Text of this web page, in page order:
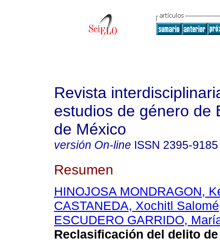
Revista
estudios de género de
de México
versión On-line ISSN 2395-9185
Resumen
HINOJOSA MONDRAGON,
CASTANEDA, Xochitl Salomé
ESCUDERO GARRIDO,
Reclasificación del delito